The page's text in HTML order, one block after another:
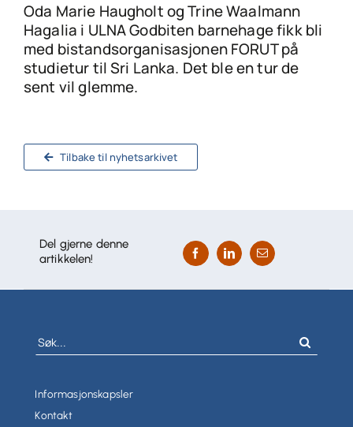
Tilbake til nyhetsarkivet
Oda Marie Haugholt og Trine Waalmann
Hagalia i ULNA Godbiten barnehage fikk bli
med bistandsorganisasjonen FORUT på
studietur til Sri Lanka. Det ble en tur de
sent vil glemme.
Del gjerne denne
artikkelen!
Søk
etter:
Informasjonskapsler
Kontakt